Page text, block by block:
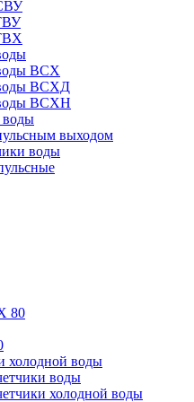
ВСХ
ВСХД
ВСХН
воды
выходом
воды
80
холодной воды
воды
холодной воды